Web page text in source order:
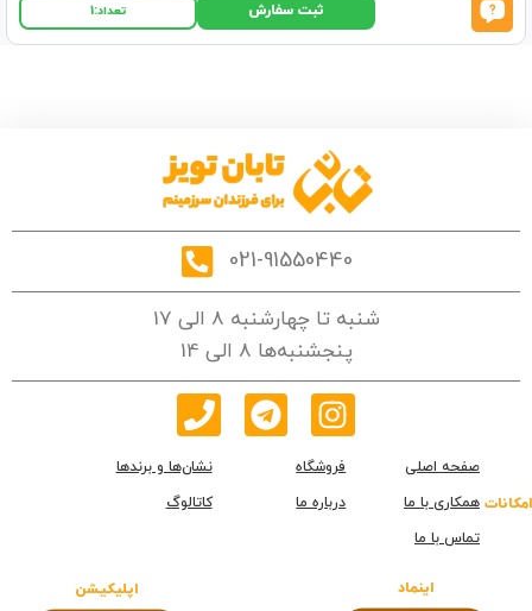
ثبت سفارش تعداد:1
021-91550440
شنبه تا چهارشنبه 8 الی 17
پنجشنبه‌ها 8 الی 14
امکانات
صفحه اصلی فروشگاه
نشان‌ها و برندها
همکاری با ما
درباره ما
کاتالوگ
تماس با ما
اینماد اپلیکیشن